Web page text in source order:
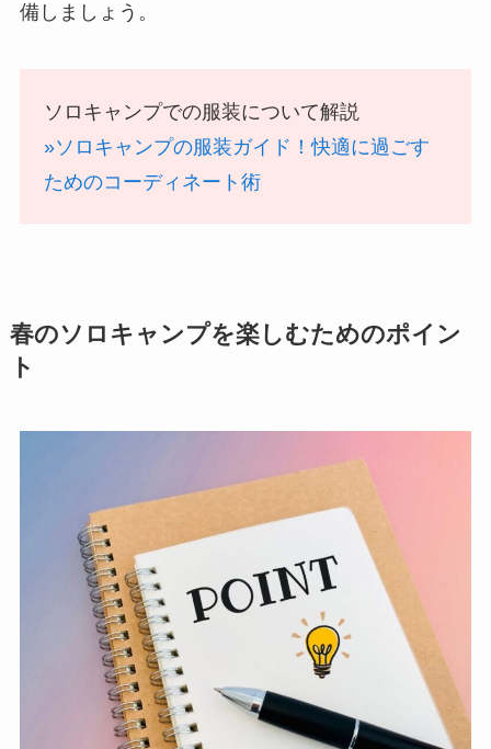
備しましょう。
ソロキャンプでの服装について解説
»ソロキャンプの服装ガイド！快適に過ごす
ためのコーディネート術
春のソロキャンプを楽しむためのポイン
ト